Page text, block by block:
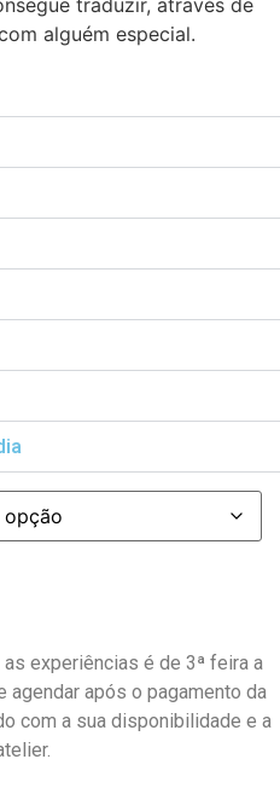
traduzir, através de
alguém especial.
experiências é de 3ª feira a
agendar após o pagamento da
com a sua disponibilidade e a